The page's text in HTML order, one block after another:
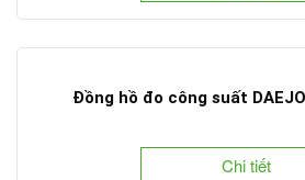
Đồng hồ đo công suất
Chi tiết